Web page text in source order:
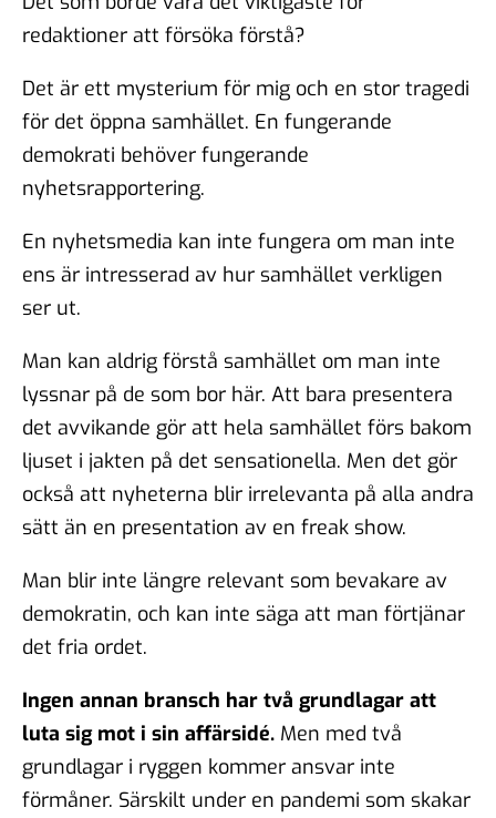
redaktioner att försöka förstå?
Det är ett mysterium för mig och en stor tragedi
för det öppna samhället. En fungerande
demokrati behöver fungerande
nyhetsrapportering.
En nyhetsmedia kan inte fungera om man inte
ens är intresserad av hur samhället verkligen
ser ut.
Man kan aldrig förstå samhället om man inte
lyssnar på de som bor här. Att bara presentera
det avvikande gör att hela samhället förs bakom
ljuset i jakten på det sensationella. Men det gör
också att nyheterna blir irrelevanta på alla andra
sätt än en presentation av en freak show.
Man blir inte längre relevant som bevakare av
demokratin, och kan inte säga att man förtjänar
det fria ordet.
Ingen annan bransch har två grundlagar att
luta sig mot i sin affärsidé. Men med två
grundlagar i ryggen kommer ansvar inte
förmåner. Särskilt under en pandemi som skakar